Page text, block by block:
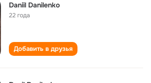
Daniil Danilenko
22 года
Добавить в друзья